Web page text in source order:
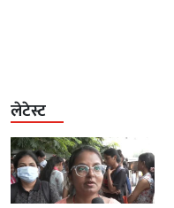
लेटेस्ट